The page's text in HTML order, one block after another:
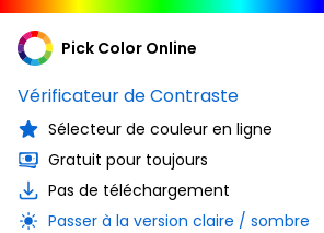
Pick Color Online
Vérificateur de Contraste
Sélecteur de couleur en ligne
Gratuit pour toujours
Pas de téléchargement
Passer à la version claire / sombre